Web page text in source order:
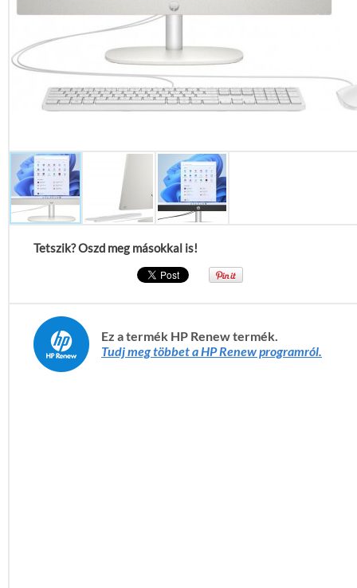
Tetszik? Oszd meg másokkal is!
Ez a termék HP Renew termék.
Tudj meg többet a HP Renew programról.